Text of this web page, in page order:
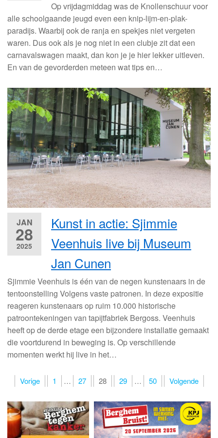
Op vrijdagmiddag was de Knollenschuur voor
alle schoolgaande jeugd even een knip-lijm-en-plak-
paradijs. Waarbij ook de ranja en spekjes niet vergeten
waren. Dus ook als je nog niet in een clubje zit dat een
carnavalswagen maakt, dan kon je je hier lekker uitleven.
En van de gevorderden meteen wat tips en…
JAN
28
2025
Kunst in actie: Sjimmie
Veenhuis live bij Museum
Jan Cunen
Sjimmie Veenhuis is één van de negen kunstenaars in de
tentoonstelling Volgens vaste patronen. In deze expositie
reageren kunstenaars op ruim 10.000 historische
patroontekeningen van tapijtfabriek Bergoss. Veenhuis
heeft op de derde etage een bijzondere installatie gemaakt
die voortdurend in beweging is. Op verschillende
momenten werkt hij live in het…
Berichten
paginering
Vorige 1 … 27 28 29 … 50 Volgende